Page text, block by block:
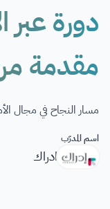
دورة عبر
مقدمة
مسار النجاح في مجال
اسم المدرّب
ادراك